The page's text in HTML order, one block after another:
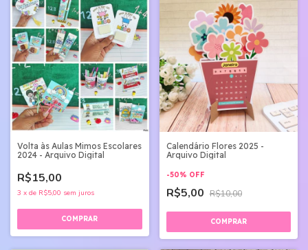
Volta às Aulas Mimos Escolares
2024 - Arquivo Digital
R$15,00
3 x de R$5,00 sem juros
Calendário Flores 2025 -
Arquivo Digital
-50% OFF
R$5,00 R$10,00